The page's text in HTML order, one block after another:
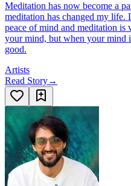
Meditation has now become a
meditation has changed my life.
peace of mind and meditation
your mind, but when your mind
good.
Artists
Read Story→